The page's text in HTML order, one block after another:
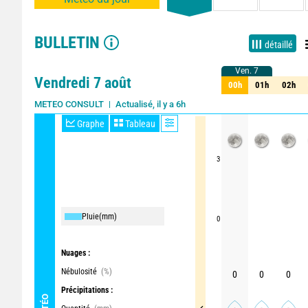
BULLETIN détaillé
Vendredi 7 août
METEO CONSULT Actualisé, il y a 6h
Mise à jour imminente
Graphe Tableau
Pluie(mm)
Nuages :
Nébulosité (%)
Précipitations :
3
0
Ven. 7
00h 01h 02h
Ven. 7
00h 01h 02h
0 0 0